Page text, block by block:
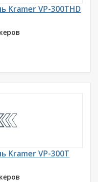
Kramer VP-300THD
Kramer VP-300T